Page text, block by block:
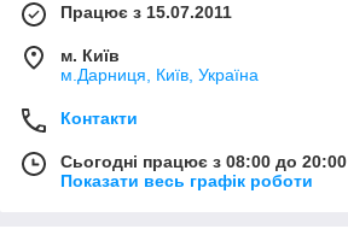
Працює з 15.07.2011
м. Київ
м.Дарниця, Київ, Україна
Контакти
Сьогодні працює з 08:00 до 20:00
Показати весь графік роботи